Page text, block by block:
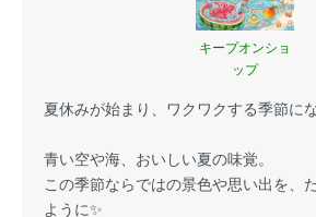
キープオンショ
ップ
夏休みが始まり、ワクワクする季節に
青い空や海、おいしい夏の味覚。
この季節ならではの景色や思い出を、
ように✨